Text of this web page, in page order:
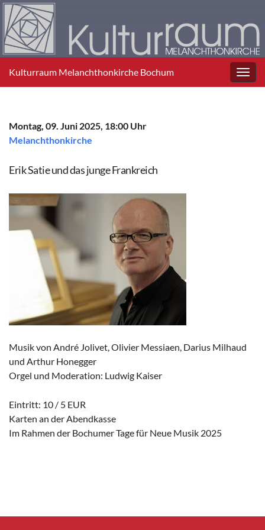
Kulturraum Melanchthonkirche Bochum
Montag, 09. Juni 2025, 18:00 Uhr
Melanchthonkirche
Erik Satie und das junge Frankreich
Musik von André Jolivet, Olivier Messiaen, Darius Milhaud
und Arthur Honegger
Orgel und Moderation: Ludwig Kaiser
Eintritt: 10 / 5 EUR
Karten an der Abendkasse
Im Rahmen der Bochumer Tage für Neue Musik 2025